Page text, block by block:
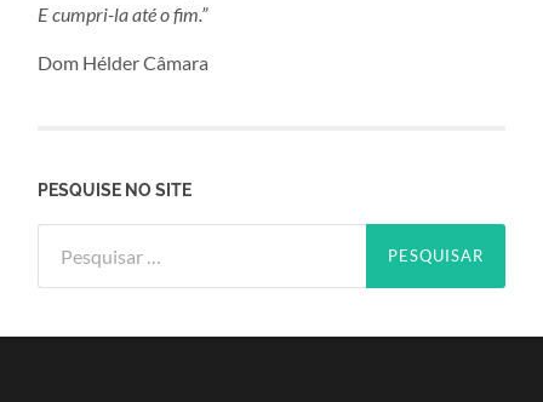
E cumpri-la até o fim.”
Dom Hélder Câmara
PESQUISE NO SITE
por: